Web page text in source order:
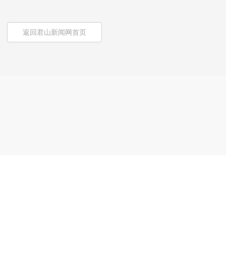
返回君山新闻网首页